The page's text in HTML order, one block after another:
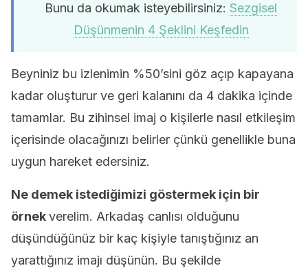
Bunu da okumak isteyebilirsiniz: Sezgisel
Düşünmenin 4 Şeklini Keşfedin
Beyniniz bu izlenimin %50’sini göz açıp kapayana
kadar oluşturur ve geri kalanını da 4 dakika içinde
tamamlar. Bu zihinsel imaj o kişilerle nasıl etkileşim
içerisinde olacağınızı belirler çünkü genellikle buna
uygun hareket edersiniz.
Ne demek istediğimizi göstermek için bir
örnekverelim. Arkadaş canlısı olduğunu
düşündüğünüz bir kaç kişiyle tanıştığınız an
yarattığınız imajı düşünün. Bu şekilde